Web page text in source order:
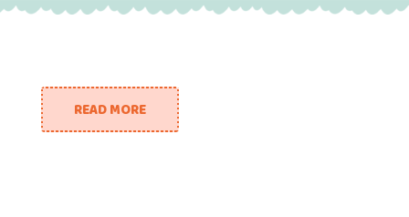
READ MORE